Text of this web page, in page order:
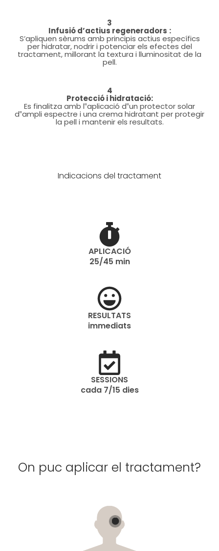
3
Infusió d’actius regeneradors :
S’apliquen sèrums amb principis actius específics
per hidratar, nodrir i potenciar els efectes del
tractament, millorant la textura i lluminositat de la
pell.
4
Protecció i hidratació:
Es finalitza amb l‟aplicació d‟un protector solar
d‟ampli espectre i una crema hidratant per protegir
la pell i mantenir els resultats.
Indicacions del tractament
APLICACIÓ
25/45 min
RESULTATS
immediats
SESSIONS
cada 7/15 dies
On puc aplicar el tractament?